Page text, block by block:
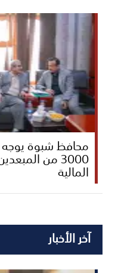
محافظ شبوة
3000 من
المالية
آخر الأخبار